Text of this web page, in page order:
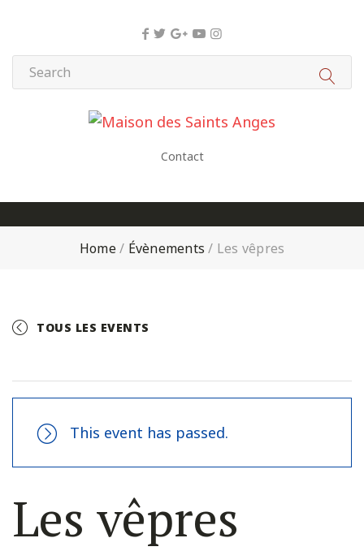
Contact
Home/ Évènements / Les vêpres
TOUS LES EVENTS
This event has passed.
Les vêpres